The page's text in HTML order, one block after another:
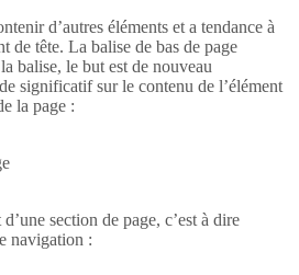
d’autres éléments et a tendance à
de tête. La balise de bas de page
balise, le but est de nouveau
significatif sur le contenu de l’élément
la page :
section de page, c’est à dire
navigation :